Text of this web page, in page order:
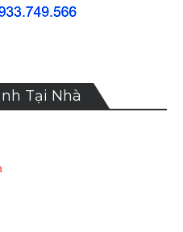
Tại Nhà